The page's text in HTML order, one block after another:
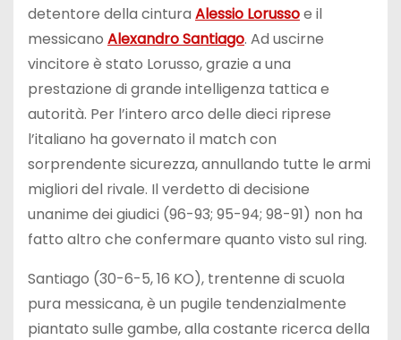
detentore della cintura Alessio Lorussoe il
messicano Alexandro Santiago. Ad uscirne
vincitore è stato Lorusso, grazie a una
prestazione di grande intelligenza tattica e
autorità. Per l’intero arco delle dieci riprese
l’italiano ha governato il match con
sorprendente sicurezza, annullando tutte le armi
migliori del rivale. Il verdetto di decisione
unanime dei giudici (96-93; 95-94; 98-91) non ha
fatto altro che confermare quanto visto sul ring.
Santiago (30-6-5, 16 KO), trentenne di scuola
pura messicana, è un pugile tendenzialmente
piantato sulle gambe, alla costante ricerca della